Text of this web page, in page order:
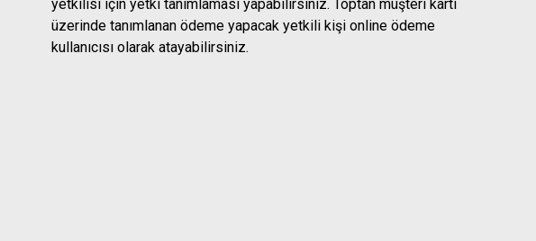
yetkilisi için yetki tanımlaması yapabilirsiniz. Toptan müşteri kartı
üzerinde tanımlanan ödeme yapacak yetkili kişi online ödeme
kullanıcısı olarak atayabilirsiniz.